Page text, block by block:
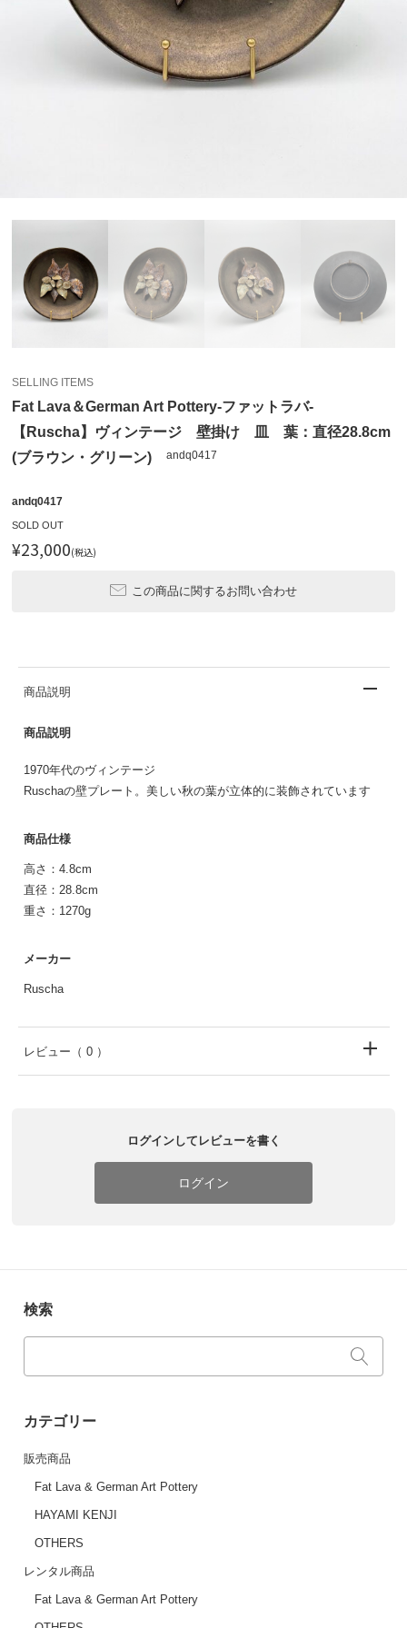
SELLING ITEMS
Fat Lava＆German Art Pottery-ファットラバ-
【Ruscha】ヴィンテージ 壁掛け 皿 葉：直径28.8cm
(ブラウン・グリーン)
andq0417
andq0417
SOLD OUT
¥23,000(税込)
この商品に関するお問い合わせ
商品説明
商品説明
1970年代のヴィンテージ
Ruschaの壁プレート。美しい秋の葉が立体的に装飾されています
商品仕様
高さ：4.8cm
直径：28.8cm
重さ：1270g
メーカー
Ruscha
レビュー （ 0 ）
ログインしてレビューを書く
ログイン
検索
カテゴリー
販売商品
Fat Lava & German Art Pottery
HAYAMI KENJI
OTHERS
レンタル商品
Fat Lava & German Art Pottery